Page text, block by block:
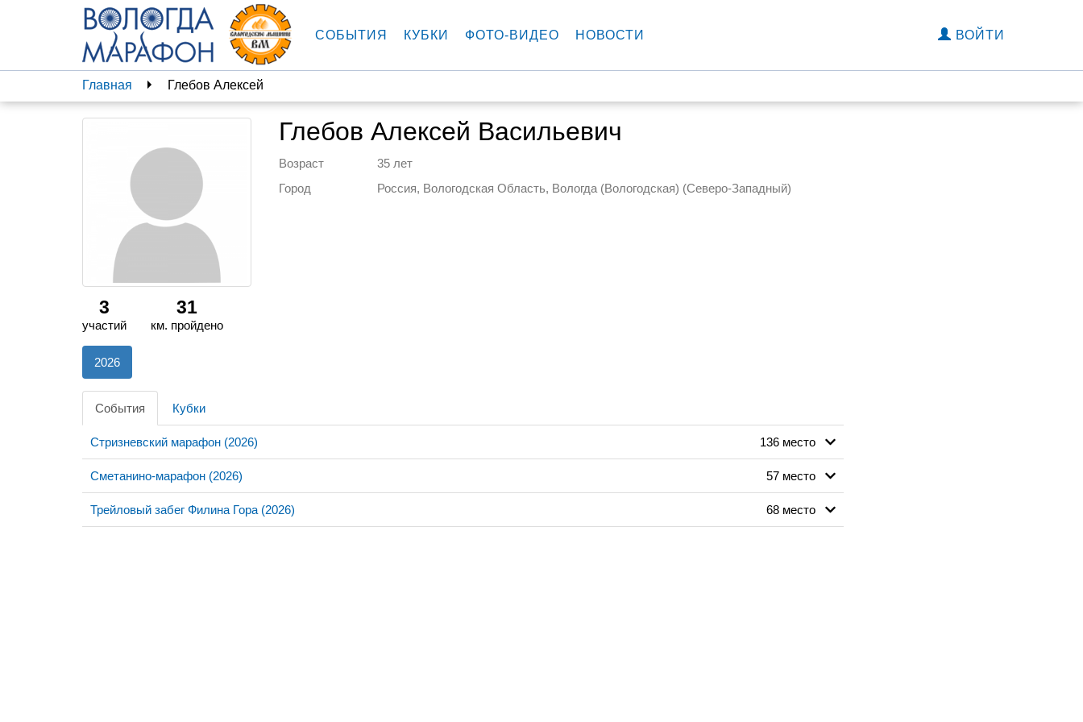
СОБЫТИЯ КУБКИ ФОТО-ВИДЕО НОВОСТИ ВОЙТИ
Главная Глебов Алексей
Глебов Алексей Васильевич
Возраст
35 лет
Город
Россия, Вологодская Область, Вологда (Вологодская) (Северо-Западный)
3
участий
31
км. пройдено
2026
События Кубки
Стризневский марафон (2026) 136 место
Сметанино-марафон (2026) 57 место
Трейловый забег Филина Гора (2026) 68 место